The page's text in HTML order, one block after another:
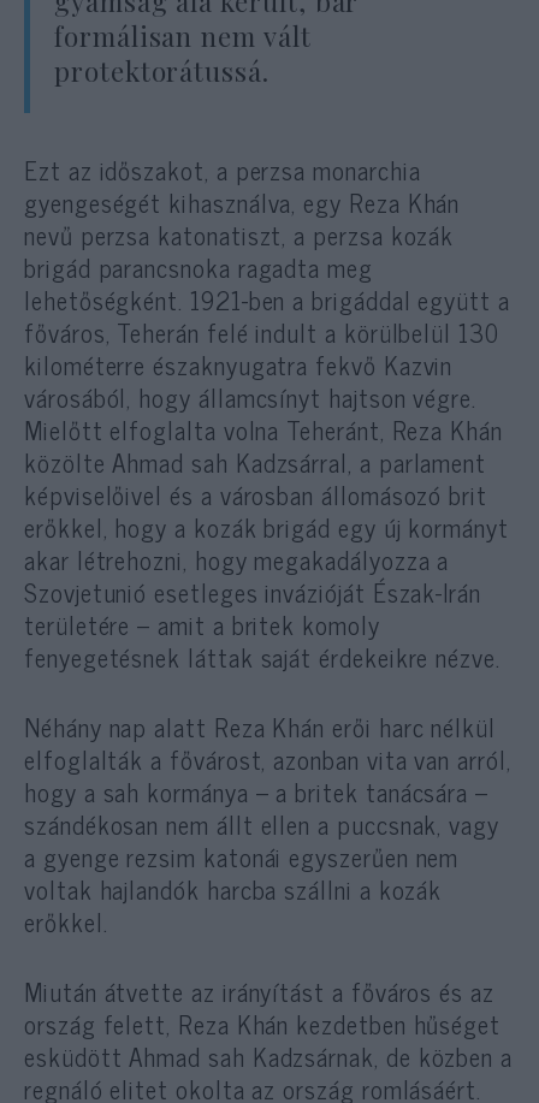
formálisan nem vált
protektorátussá.
Ezt az időszakot, a perzsa monarchia
gyengeségét kihasználva, egy Reza Khán
nevű perzsa katonatiszt, a perzsa kozák
brigád parancsnoka ragadta meg
lehetőségként. 1921-ben a brigáddal együtt a
főváros, Teherán felé indult a körülbelül 130
kilométerre északnyugatra fekvő Kazvin
városából, hogy államcsínyt hajtson végre.
Mielőtt elfoglalta volna Teheránt, Reza Khán
közölte Ahmad sah Kadzsárral, a parlament
képviselőivel és a városban állomásozó brit
erőkkel, hogy a kozák brigád egy új kormányt
akar létrehozni, hogy megakadályozza a
Szovjetunió esetleges invázióját Észak-Irán
területére – amit a britek komoly
fenyegetésnek láttak saját érdekeikre nézve.
Néhány nap alatt Reza Khán erői harc nélkül
elfoglalták a fővárost, azonban vita van arról,
hogy a sah kormánya – a britek tanácsára –
szándékosan nem állt ellen a puccsnak, vagy
a gyenge rezsim katonái egyszerűen nem
voltak hajlandók harcba szállni a kozák
erőkkel.
Miután átvette az irányítást a főváros és az
ország felett, Reza Khán kezdetben hűséget
esküdött Ahmad sah Kadzsárnak, de közben a
regnáló elitet okolta az ország romlásáért.